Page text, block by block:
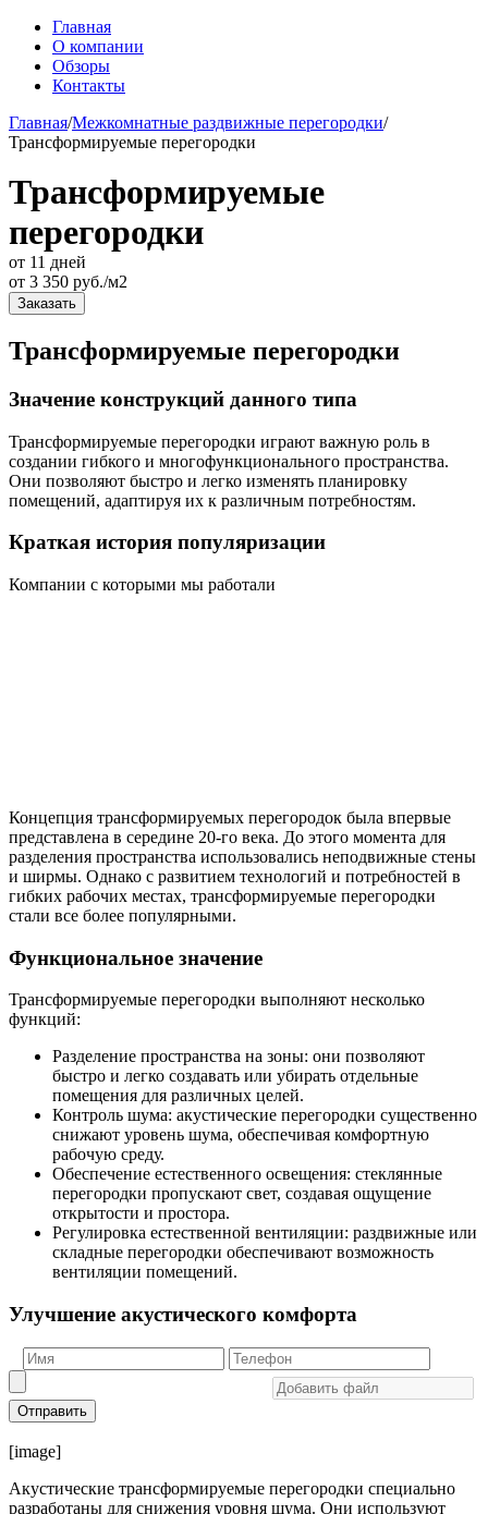
Главная
О компании
Обзоры
Контакты
Главная/Межкомнатные раздвижные перегородки/
Трансформируемые перегородки
Трансформируемые
перегородки
от 11 дней
от 3 350 руб./м2
Заказать
Трансформируемые перегородки
Значение конструкций данного типа
Трансформируемые перегородки играют важную роль в
создании гибкого и многофункционального пространства.
Они позволяют быстро и легко изменять планировку
помещений, адаптируя их к различным потребностям.
Краткая история популяризации
Компании с которыми мы работали
Концепция трансформируемых перегородок была впервые
представлена в середине 20-го века. До этого момента для
разделения пространства использовались неподвижные стены
и ширмы. Однако с развитием технологий и потребностей в
гибких рабочих местах, трансформируемые перегородки
стали все более популярными.
Функциональное значение
Трансформируемые перегородки выполняют несколько
функций:
Разделение пространства на зоны: они позволяют
быстро и легко создавать или убирать отдельные
помещения для различных целей.
Контроль шума: акустические перегородки существенно
снижают уровень шума, обеспечивая комфортную
рабочую среду.
Обеспечение естественного освещения: стеклянные
перегородки пропускают свет, создавая ощущение
открытости и простора.
Регулировка естественной вентиляции: раздвижные или
складные перегородки обеспечивают возможность
вентиляции помещений.
Улучшение акустического комфорта
Отправить
[image]
Акустические трансформируемые перегородки специально
разработаны для снижения уровня шума. Они используют